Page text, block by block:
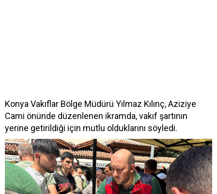
Konya Vakıflar Bölge Müdürü Yılmaz Kılınç, Aziziye
Cami önünde düzenlenen ikramda, vakıf şartının
yerine getirildiği için mutlu olduklarını söyledi.